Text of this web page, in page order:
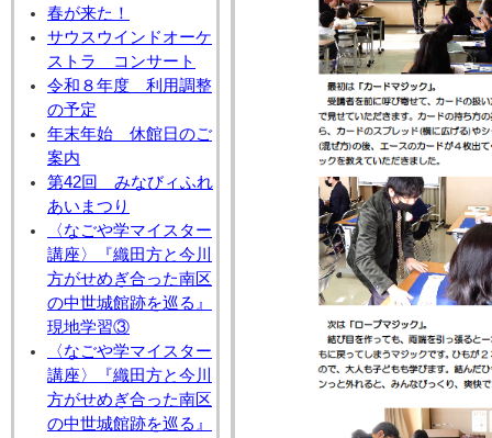
春が来た！
サウスウインドオーケ
ストラ コンサート
令和８年度 利用調整
の予定
年末年始 休館日のご
案内
第42回 みなびィふれ
あいまつり
〈なごや学マイスター
講座〉『織田方と今川
方がせめぎ合った南区
の中世城館跡を巡る』
現地学習③
〈なごや学マイスター
講座〉『織田方と今川
方がせめぎ合った南区
の中世城館跡を巡る』